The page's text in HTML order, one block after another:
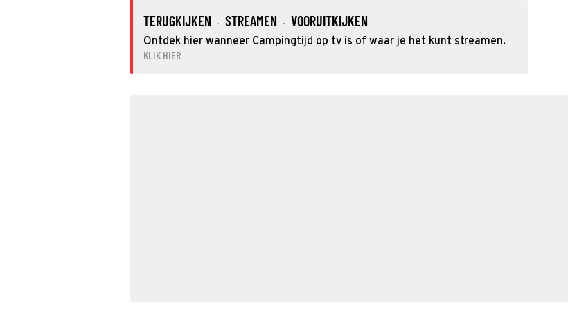
TERUGKIJKEN · STREAMEN · VOORUITKIJKEN
Ontdek hier wanneer Campingtijd op tv is of waar je het kunt streamen.
KLIK HIER